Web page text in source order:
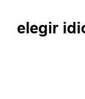
elegir